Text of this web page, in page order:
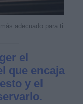
adecuado para ti
el
que encaja
y el